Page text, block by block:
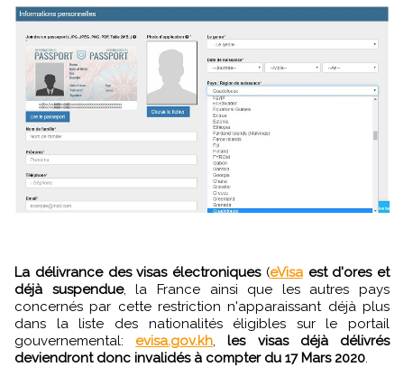
La délivrance des visas électroniques(eVisa est d'ores et
déjà suspendue, la France ainsi que les autres pays
concernés par cette restriction n'apparaissant déjà plus
dans la liste des nationalités éligibles sur le portail
gouvernemental: evisa.gov.kh,les visas déjà délivrés
deviendront donc invalidés à compter du 17 Mars 2020.